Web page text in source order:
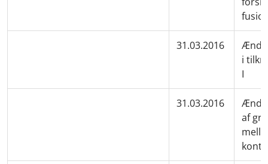
31.03.2016
i
I
31.03.2016
af